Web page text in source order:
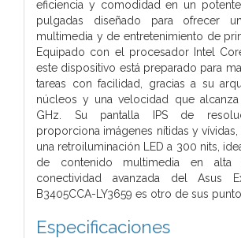
eficiencia y comodidad en un
pulgadas diseñado para ofrecer
multimedia y de entretenimiento de
Equipado con el procesador Intel
este dispositivo está preparado para
tareas con facilidad, gracias a su
núcleos y una velocidad que alcanza
GHz. Su pantalla IPS de
proporciona imágenes nítidas y
una retroiluminación LED a 300 nits,
de contenido multimedia en alta
conectividad avanzada del Asus
B3405CCA-LY3659 es otro de sus
Especificaciones